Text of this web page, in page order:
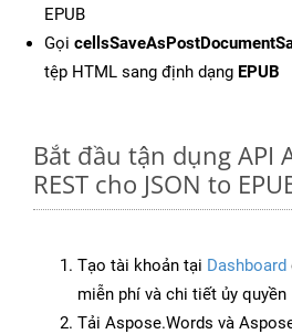
EPUB
Gọi
tệp HTML sang định dạng EPUB
Bắt đầu tận dụng API
REST cho JSON to
Tạo tài khoản tại Dashboard
miễn phí và chi tiết ủy quyền
Tải Aspose.Words và